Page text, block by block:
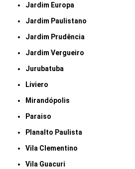
Jardim Europa
Jardim Paulistano
Jardim Prudência
Jardim Vergueiro
Jurubatuba
Liviero
Mirandópolis
Paraiso
Planalto Paulista
Vila Clementino
Vila Guacuri